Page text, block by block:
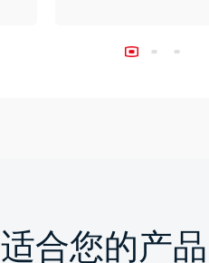
适合您的产品